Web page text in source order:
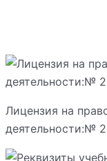
Лицензия на
деятельности:№